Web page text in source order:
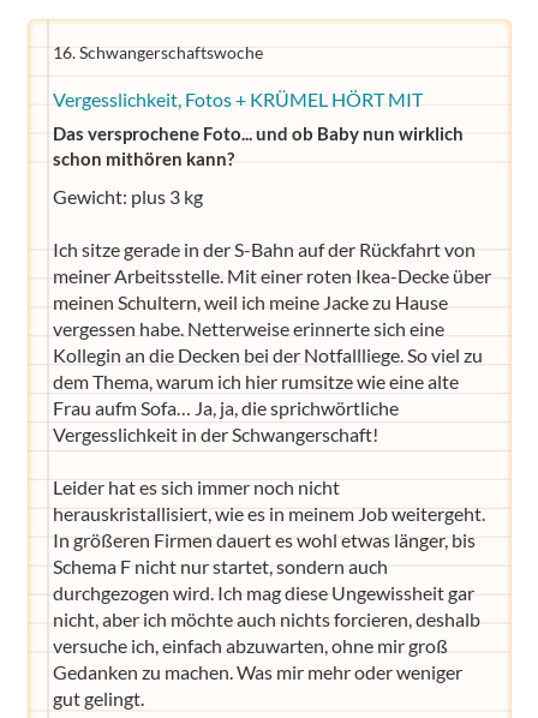
16. Schwangerschaftswoche
Vergesslichkeit, Fotos + KRÜMEL HÖRT MIT
Das versprochene Foto... und ob Baby nun wirklich
schon mithören kann?
Gewicht: plus 3 kg
Ich sitze gerade in der S-Bahn auf der Rückfahrt von
meiner Arbeitsstelle. Mit einer roten Ikea-Decke über
meinen Schultern, weil ich meine Jacke zu Hause
vergessen habe. Netterweise erinnerte sich eine
Kollegin an die Decken bei der Notfallliege. So viel zu
dem Thema, warum ich hier rumsitze wie eine alte
Frau aufm Sofa… Ja, ja, die sprichwörtliche
Vergesslichkeit in der Schwangerschaft!
Leider hat es sich immer noch nicht
herauskristallisiert, wie es in meinem Job weitergeht.
In größeren Firmen dauert es wohl etwas länger, bis
Schema F nicht nur startet, sondern auch
durchgezogen wird. Ich mag diese Ungewissheit gar
nicht, aber ich möchte auch nichts forcieren, deshalb
versuche ich, einfach abzuwarten, ohne mir groß
Gedanken zu machen. Was mir mehr oder weniger
gut gelingt.